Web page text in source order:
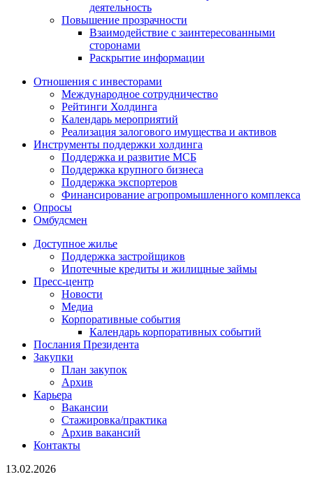
деятельность
Повышение прозрачности
Взаимодействие с заинтересованными
сторонами
Раскрытие информации
Отношения с инвесторами
Международное сотрудничество
Рейтинги Холдинга
Календарь мероприятий
Реализация залогового имущества и активов
Инструменты поддержки холдинга
Поддержка и развитие МСБ
Поддержка крупного бизнеса
Поддержка экспортеров
Финансирование агропромышленного комплекса
Опросы
Омбудсмен
Доступное жилье
Поддержка застройщиков
Ипотечные кредиты и жилищные займы
Пресс-центр
Новости
Медиа
Корпоративные события
Календарь корпоративных событий
Послания Президента
Закупки
План закупок
Архив
Карьера
Вакансии
Стажировка/практика
Архив вакансий
Контакты
13.02.2026